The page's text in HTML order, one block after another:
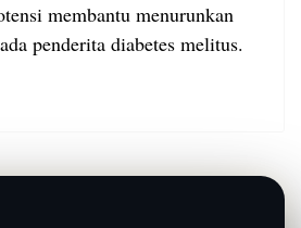
membantu menurunkan
penderita diabetes melitus.